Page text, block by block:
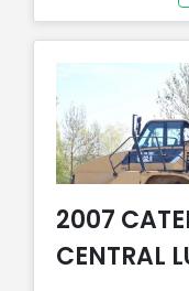
2007
CENTRAL